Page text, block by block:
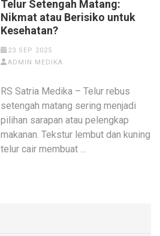
Telur Setengah Matang:
Nikmat atau Berisiko untuk
Kesehatan?
23 SEP 2025
ADMIN MEDIKA
RS Satria Medika – Telur rebus
setengah matang sering menjadi
pilihan sarapan atau pelengkap
makanan. Tekstur lembut dan kuning
telur cair membuat …